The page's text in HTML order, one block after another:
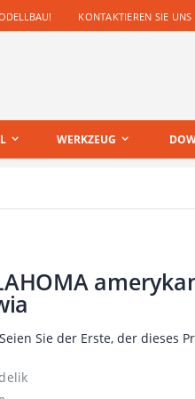
KONTAKTIEREN SIE UNS
WERKZEUG
Seien Sie der Erste, der dieses